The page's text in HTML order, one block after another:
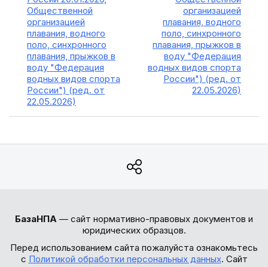
Общественной
организацией
плавания, водного
поло, синхронного
плавания, прыжков в
воду "Федерация
водных видов спорта
России") (ред. от
22.05.2026)
организацией
плавания, водного
поло, синхронного
плавания, прыжков в
воду "Федерация
водных видов спорта
России") (ред. от
22.05.2026)
БазаНПА — сайт нормативно-правовых документов и
юридических образцов.
Перед использованием сайта пожалуйста ознакомьтесь
с Политикой обработки персональных данных. Сайт